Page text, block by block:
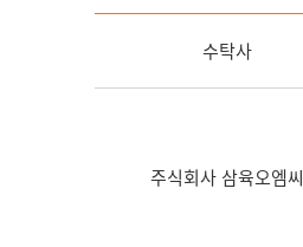
수탁사
주식회사 삼육오엠씨